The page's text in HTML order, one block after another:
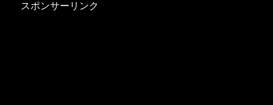
スポンサーリンク